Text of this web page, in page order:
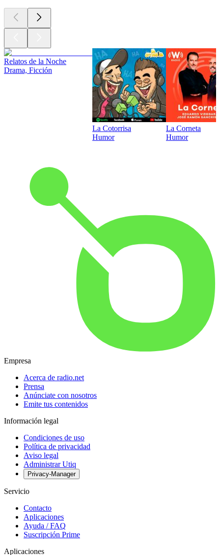
Relatos de la Noche
Drama, Ficción
La Cotorrisa
Humor
La Corneta
Humor
Empresa
Acerca de radio.net
Prensa
Anúnciate con nosotros
Emite tus contenidos
Información legal
Condiciones de uso
Política de privacidad
Aviso legal
Administrar Utiq
Privacy-Manager
Servicio
Contacto
Aplicaciones
Ayuda / FAQ
Suscripción Prime
Aplicaciones